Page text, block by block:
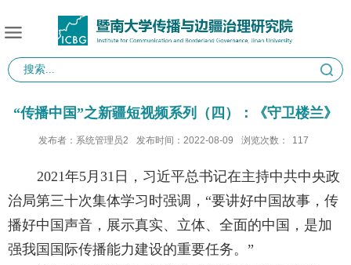
“传播中国”之新疆短视频系列（四）：《守卫楼兰》
发布者：系统管理员2 发布时间：2022-08-09 浏览次数： 117
2021年5月31 日，习近平总书记在主持中共中央政
治局第三十次集体学习时强调，“要讲好中国故事，传
播好中国声音，展示真实、立体、全面的中国，是加
强我国国际传播能力建设的重要任务。”